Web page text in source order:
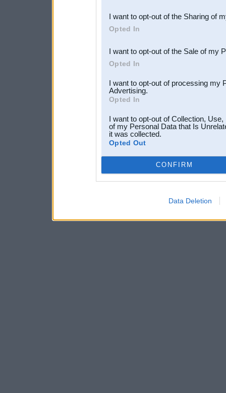
Downstream Participants
third parties.
I want to opt-out of the Sharing of
Opted In
I want to opt-out of the Sale of my
Opted In
I want to opt-out of processing my
Advertising.
Opted In
I want to opt-out of Collection,
of my Personal Data that Is
it was collected.
Opted Out
CONFIRM
Data Deletion